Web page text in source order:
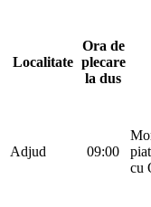
Localitate
Ora de
plecare
la dus
Adjud 09:00
cu